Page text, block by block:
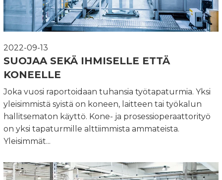
2022-09-13
SUOJAA SEKÄ IHMISELLE ETTÄ
KONEELLE
Joka vuosi raportoidaan tuhansia työtapaturmia. Yksi
yleisimmistä syistä on koneen, laitteen tai työkalun
hallitsematon käyttö. Kone- ja prosessioperaattorityö
on yksi tapaturmille alttiimmista ammateista.
Yleisimmät...